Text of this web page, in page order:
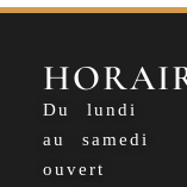
Du lundi
au samedi
ouvert